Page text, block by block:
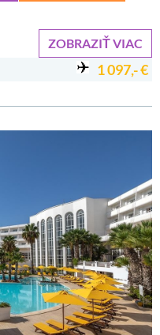
ZOBRAZIŤ VIAC
1 097,- €